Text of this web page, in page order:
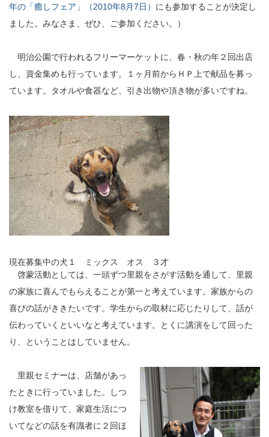
年の「癒しフェア」（2010年8月7日） にも参加することが決定し
ました。みなさま、ぜひ、ご参加ください。）
明治公園で行われるフリーマーケットに、春・秋の年２回出店
し、資金集めも行っています。１ヶ月前からＨＰ上で献品を募っ
ています。タオルや食器など、引き出物や頂き物が多いですね。
現在募集中の犬１ ミックス オス ３才
啓蒙活動としては、一頭ずつ里親をさがす活動を通して、里親
の家族に喜んでもらえることが第一と考えています。家族からの
喜びの話がききたいです。学生からの取材に応じたりして、話が
伝わっていくといいなと考えています。とくに講演をして回った
り、ということはしていません。
里親セミナーは、店舗があっ
たときに行っていました。しつ
け教室を借りて、家庭生活につ
いてなどの話を有識者に２回ほ